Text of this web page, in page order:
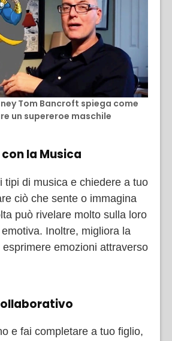
Tom Bancroft spiega come
un supereroe maschile
la Musica
tipi di musica e chiedere a tuo
ciò che sente o immagina
può rivelare molto sulla loro
Inoltre, migliora la
emozioni attraverso
e fai completare a tuo figlio,